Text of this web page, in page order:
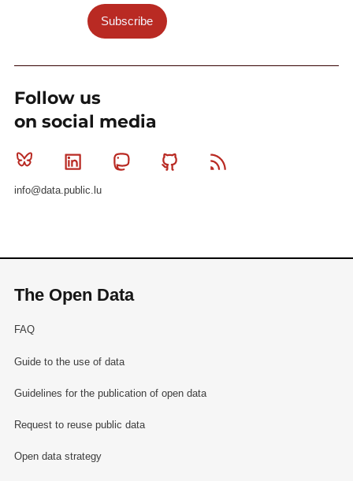
Subscribe
Follow us
on social media
Bluesky Linkedin MastodonGithub
info@data.public.lu
The Open Data
FAQ
Guide to the use of data
Guidelines for the publication of open data
Request to reuse public data
Open data strategy